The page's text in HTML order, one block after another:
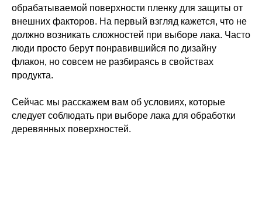
обрабатываемой поверхности пленку для защиты от
внешних факторов. На первый взгляд кажется, что не
должно возникать сложностей при выборе лака. Часто
люди просто берут понравившийся по дизайну
флакон, но совсем не разбираясь в свойствах
продукта.
Сейчас мы расскажем вам об условиях, которые
следует соблюдать при выборе лака для обработки
деревянных поверхностей.